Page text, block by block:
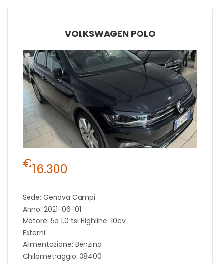
VOLKSWAGEN POLO
€16.300
Sede: Genova Campi
Anno: 2021-06-01
Motore: 5p 1.0 tsi Highline 110cv
Esterni:
Alimentazione: Benzina
Chilometraggio: 38400